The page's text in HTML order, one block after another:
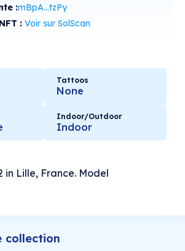
:mBpA...tzPy
: Voir sur SolScan
Tattoos
None
Indoor/Outdoor
Indoor
in Lille, France. Model
collection